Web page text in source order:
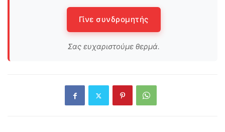
Γίνε συνδρομητής
Σας ευχαριστούμε θερμά.